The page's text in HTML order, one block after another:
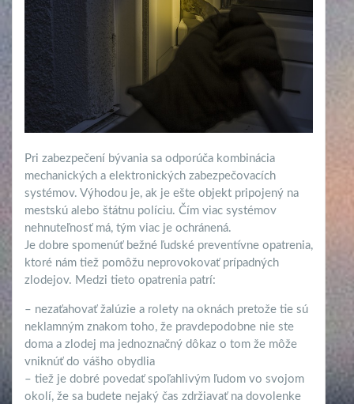
Pri zabezpečení bývania sa odporúča kombinácia
mechanických a elektronických zabezpečovacích
systémov. Výhodou je, ak je ešte objekt pripojený na
mestskú alebo štátnu políciu. Čím viac systémov
nehnuteľnosť má, tým viac je ochránená.
Je dobre spomenúť bežné ľudské preventívne opatrenia,
ktoré nám tiež pomôžu neprovokovať prípadných
zlodejov. Medzi tieto opatrenia patrí:
– nezaťahovať žalúzie a rolety na oknách pretože tie sú
neklamným znakom toho, že pravdepodobne nie ste
doma a zlodej ma jednoznačný dôkaz o tom že môže
vniknúť do vášho obydlia
– tiež je dobré povedať spoľahlivým ľudom vo svojom
okolí, že sa budete nejaký čas zdržiavať na dovolenke